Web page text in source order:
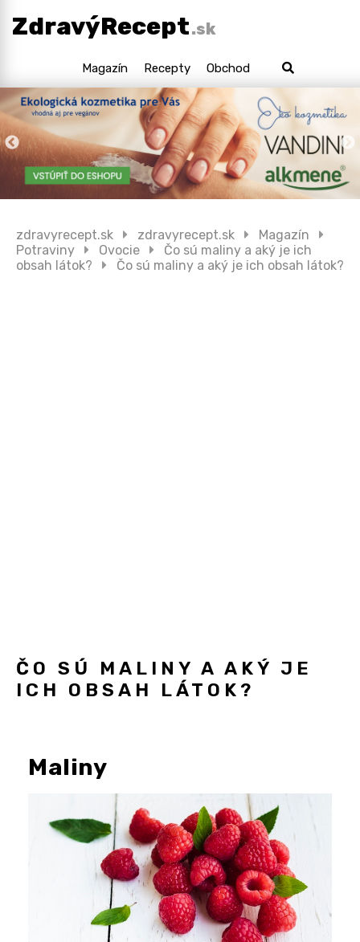
ZdravýRecept.sk
Magazín Recepty Obchod
zdravyrecept.sk zdravyrecept.sk
Magazín
Potraviny
Ovocie
Čo sú maliny a aký je ich
obsah látok?
Čo sú maliny a aký je ich obsah látok?
ČO SÚ MALINY A AKÝ JE
ICH OBSAH LÁTOK?
Maliny